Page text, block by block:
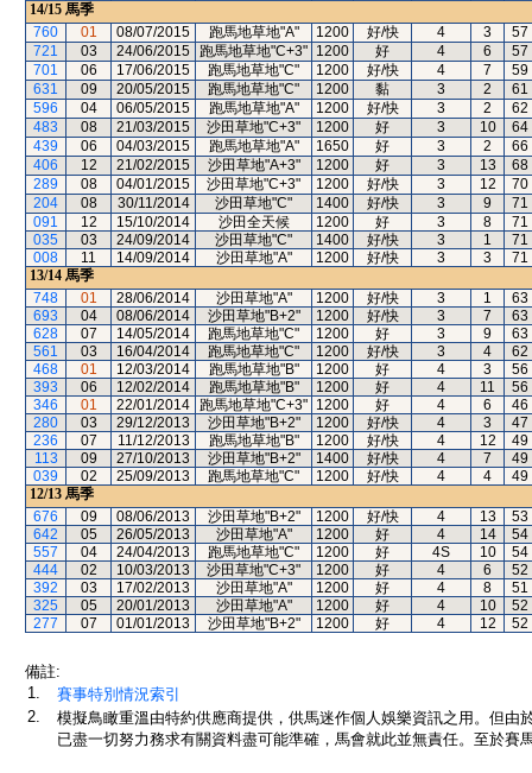
14/15 馬季
760
01 08/07/2015 跑馬地草地"A" 1200 好/快 4 3
57
721
03 24/06/2015 跑馬地草地"C+3" 1200 好 4 6
57
701
06 17/06/2015 跑馬地草地"C" 1200 好/快 4 7
59
631
09 20/05/2015 跑馬地草地"C" 1200 黏 3 2
61
596
04 06/05/2015 跑馬地草地"A" 1200 好/快 3 2
62
483
08 21/03/2015 沙田草地"C+3" 1200 好 3 10
64
439
06 04/03/2015 跑馬地草地"A" 1650 好 3 2
66
406
12 21/02/2015 沙田草地"A+3" 1200 好 3 13
68
289
08 04/01/2015 沙田草地"C+3" 1200 好/快 3 12
70
204
08 30/11/2014 沙田草地"C" 1400 好/快 3 9
71
091
12 15/10/2014 沙田全天候 1200 好 3 8
71
035
03 24/09/2014 沙田草地"C" 1400 好/快 3 1
71
008
11 14/09/2014 沙田草地"A" 1200 好/快 3 3
71
13/14 馬季
748
01 28/06/2014 沙田草地"A" 1200 好/快 3 1
63
693
04 08/06/2014 沙田草地"B+2" 1200 好/快 3 7
63
628
07 14/05/2014 跑馬地草地"C" 1200 好 3 9
63
561
03 16/04/2014 跑馬地草地"C" 1200 好/快 3 4
62
468
01 12/03/2014 跑馬地草地"B" 1200 好 4 3
56
393
06 12/02/2014 跑馬地草地"B" 1200 好 4 11
56
346
01 22/01/2014 跑馬地草地"C+3" 1200 好 4 6
46
280
03 29/12/2013 沙田草地"B+2" 1200 好/快 4 3
47
236
07 11/12/2013 跑馬地草地"B" 1200 好/快 4 12
49
113
09 27/10/2013 沙田草地"B+2" 1400 好/快 4 7
49
039
02 25/09/2013 跑馬地草地"C" 1200 好/快 4 4
49
12/13 馬季
676
09 08/06/2013 沙田草地"B+2" 1200 好/快 4 13
53
642
05 26/05/2013 沙田草地"A" 1200 好 4 14
54
557
04 24/04/2013 跑馬地草地"C" 1200 好 4S 10
54
444
02 10/03/2013 沙田草地"C+3" 1200 好 4 6
52
392
03 17/02/2013 沙田草地"A" 1200 好 4 8
51
325
05 20/01/2013 沙田草地"A" 1200 好 4 10
52
277
07 01/01/2013 沙田草地"B+2" 1200 好 4 12 52
備註:
1.
賽事特別情況索引
2.
模擬鳥瞰重溫由特約供應商提供，供馬迷作個人娛樂資訊之用。但
已盡一切努力務求有關資料盡可能準確，馬會就此並無責任。至於賽